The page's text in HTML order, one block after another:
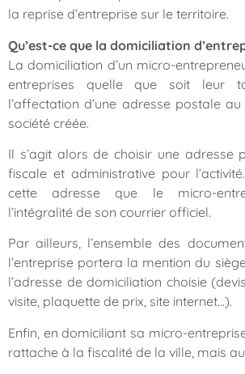
la reprise d’entreprise sur le territoire.
Qu’est-ce que la domiciliation
La domiciliation d’un micro-
entreprises quelle que soit leur
l’affectation d’une adresse postale
société créée.
Il s’agit alors de choisir une adresse
fiscale et administrative pour
cette adresse que le micro-
l’intégralité de son courrier officiel.
Par ailleurs, l’ensemble des
l’entreprise portera la mention du
l’adresse de domiciliation choisie
visite, plaquette de prix, site internet…).
Enfin, en domiciliant sa micro-
rattache à la fiscalité de la ville, mais